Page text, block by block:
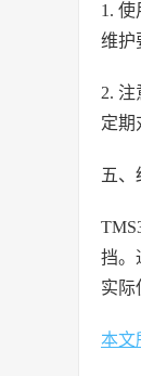
1.
维护
2.
定期
五、
挡。
实际
本文